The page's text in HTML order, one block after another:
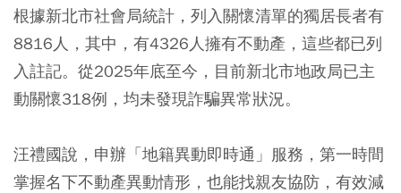
根據新北市社會局統計，列入關懷清單的獨居長者有
8816人，其中，有4326人擁有不動產，這些都已列
入註記。從2025年底至今，目前新北市地政局已主
動關懷318例，均未發現詐騙異常狀況。
汪禮國說，申辦「地籍異動即時通」服務，第一時間
掌握名下不動產異動情形，也能找親友協防，有效減